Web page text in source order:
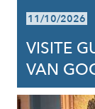
11/10/2026
VISITE
VAN